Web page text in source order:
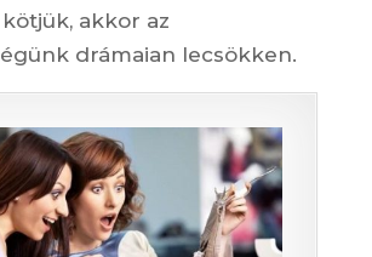
akkor az
drámaian lecsökken.